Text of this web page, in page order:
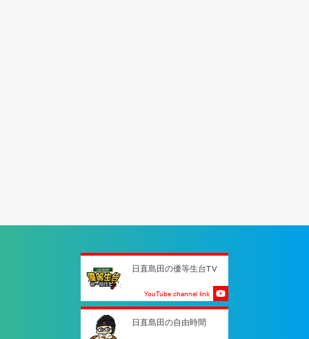
日直島田の優等生台TV
YouTube channel link
日直島田の自由時間